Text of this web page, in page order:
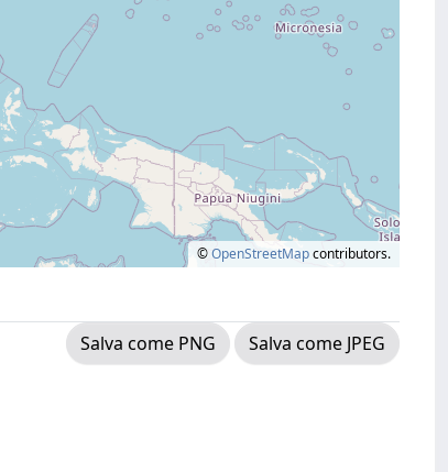
©OpenStreetMapcontributors.
Salva come PNG
Salva come JPEG